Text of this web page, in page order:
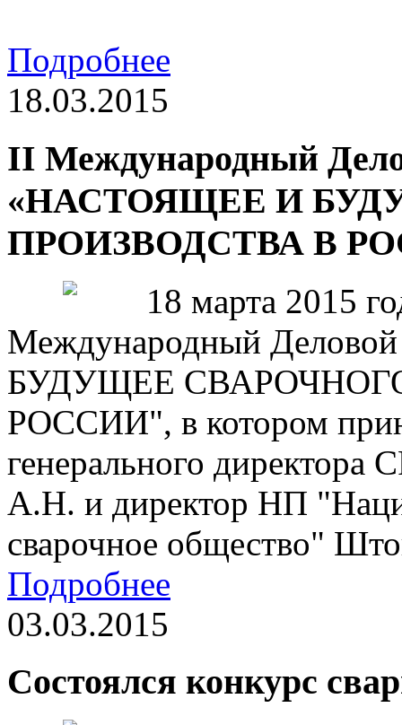
Подробнее
18.03.2015
II Международный
«НАСТОЯЩЕЕ И
ПРОИЗВОДСТВА В
18 марта 2015
Международный
БУДУЩЕЕ
РОССИИ", в котором
генерального
А.Н. и директор НП
сварочное общество"
Подробнее
03.03.2015
Состоялся конкурс